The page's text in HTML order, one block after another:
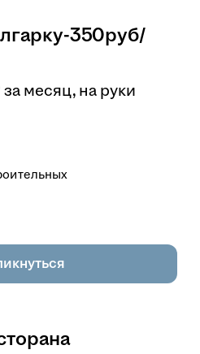
350руб/
за месяц, на руки